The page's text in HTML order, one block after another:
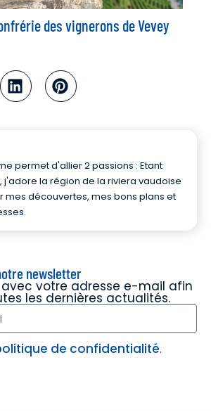
des vignerons de Vevey
permet d'allier 2 passions : Etant
j'adore la région de la riviera vaudoise
mes découvertes, mes bons plans et
newsletter
votre adresse e-mail afin
les dernières actualités.
de confidentialité.